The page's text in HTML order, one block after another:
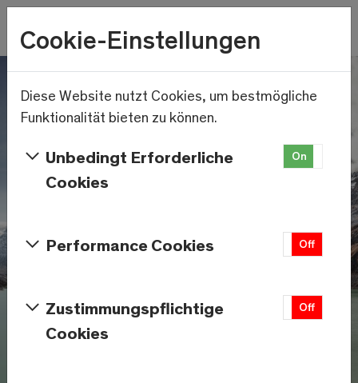
Skip to main content
22.4°C
Wetter
Cookie-Einstellungen
Diese Website nutzt Cookies, um bestmögliche
Funktionalität bieten zu können.
Unbedingt Erforderliche
Cookies
On Off
Performance Cookies Off
Zustimmungspflichtige
Cookies
Off